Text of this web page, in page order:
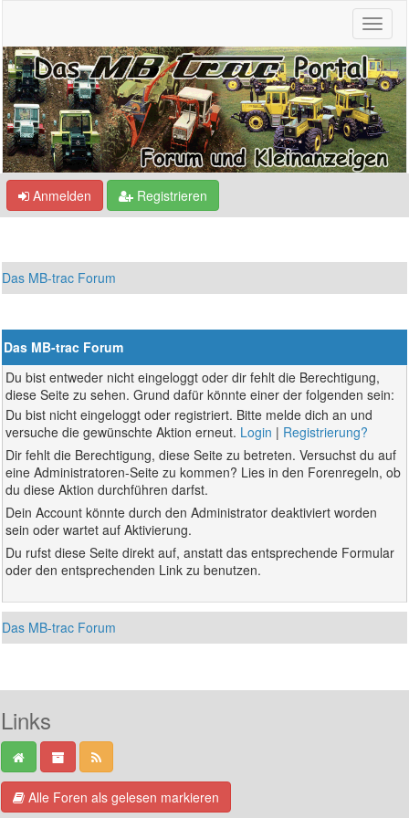
Anmelden Registrieren
Das MB-trac Forum
Das MB-trac Forum
Du bist entweder nicht eingeloggt oder dir fehlt die Berechtigung,
diese Seite zu sehen. Grund dafür könnte einer der folgenden sein:
Du bist nicht eingeloggt oder registriert. Bitte melde dich an und
versuche die gewünschte Aktion erneut. Login | Registrierung?
Dir fehlt die Berechtigung, diese Seite zu betreten. Versuchst du auf
eine Administratoren-Seite zu kommen? Lies in den Forenregeln, ob
du diese Aktion durchführen darfst.
Dein Account könnte durch den Administrator deaktiviert worden
sein oder wartet auf Aktivierung.
Du rufst diese Seite direkt auf, anstatt das entsprechende Formular
oder den entsprechenden Link zu benutzen.
Das MB-trac Forum
Links
Alle Foren als gelesen markieren